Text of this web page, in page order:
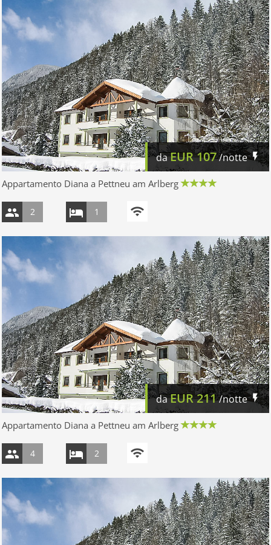
daEUR107/notte
Appartamento Diana a Pettneu am Arlberg
2 1
daEUR211/notte
Appartamento Diana a Pettneu am Arlberg
4 2